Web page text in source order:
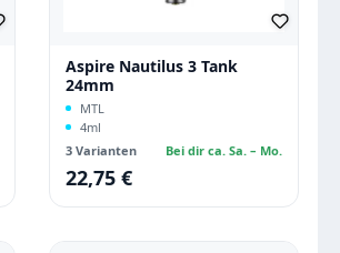
Aspire Nautilus 3 Tank
24mm
MTL
4ml
3 Varianten
Bei dir ca. Sa. – Mo.
Regulärer Preis:
22,75 €